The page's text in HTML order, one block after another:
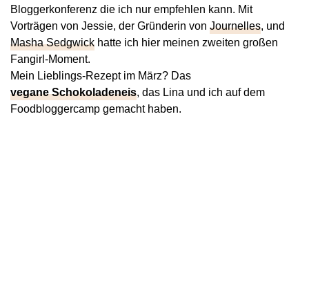
Bloggerkonferenz die ich nur empfehlen kann. Mit
Vorträgen von Jessie, der Gründerin von Journelles, und
Masha Sedgwick hatte ich hier meinen zweiten großen
Fangirl-Moment.
Mein Lieblings-Rezept im März? Das
vegane Schokoladeneis, das Lina und ich auf dem
Foodbloggercamp gemacht haben.